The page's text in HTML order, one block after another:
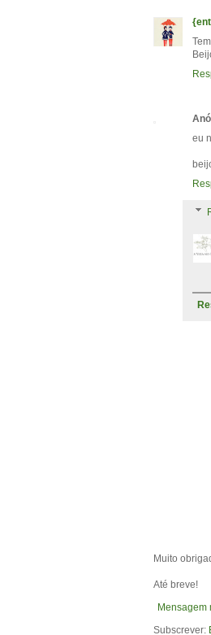
eu
Muito
Até breve!
Mensagem
Subscrever: